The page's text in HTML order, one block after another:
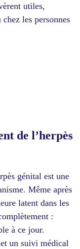
utiles,
les personnes
de l’herpès
génital est une
Même après
latent dans les
:
à ce jour.
un suivi médical